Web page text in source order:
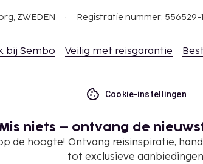
ZWEDEN Registratie nummer: 556529-
bij Sembo Veilig met reisgarantie
Cookie-instellingen
niets – ontvang de
de hoogte! Ontvang reisinspiratie,
tot exclusieve